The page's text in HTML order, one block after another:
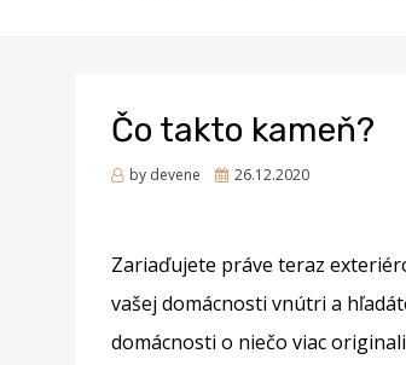
Čo takto kameň?
by devene
Posted
26.12.2020
Zariaďujete práve teraz
vašej domácnosti vnútri a
domácnosti o niečo viac